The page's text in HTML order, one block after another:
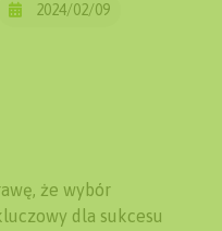
2024/02/09
że wybór
dla sukcesu